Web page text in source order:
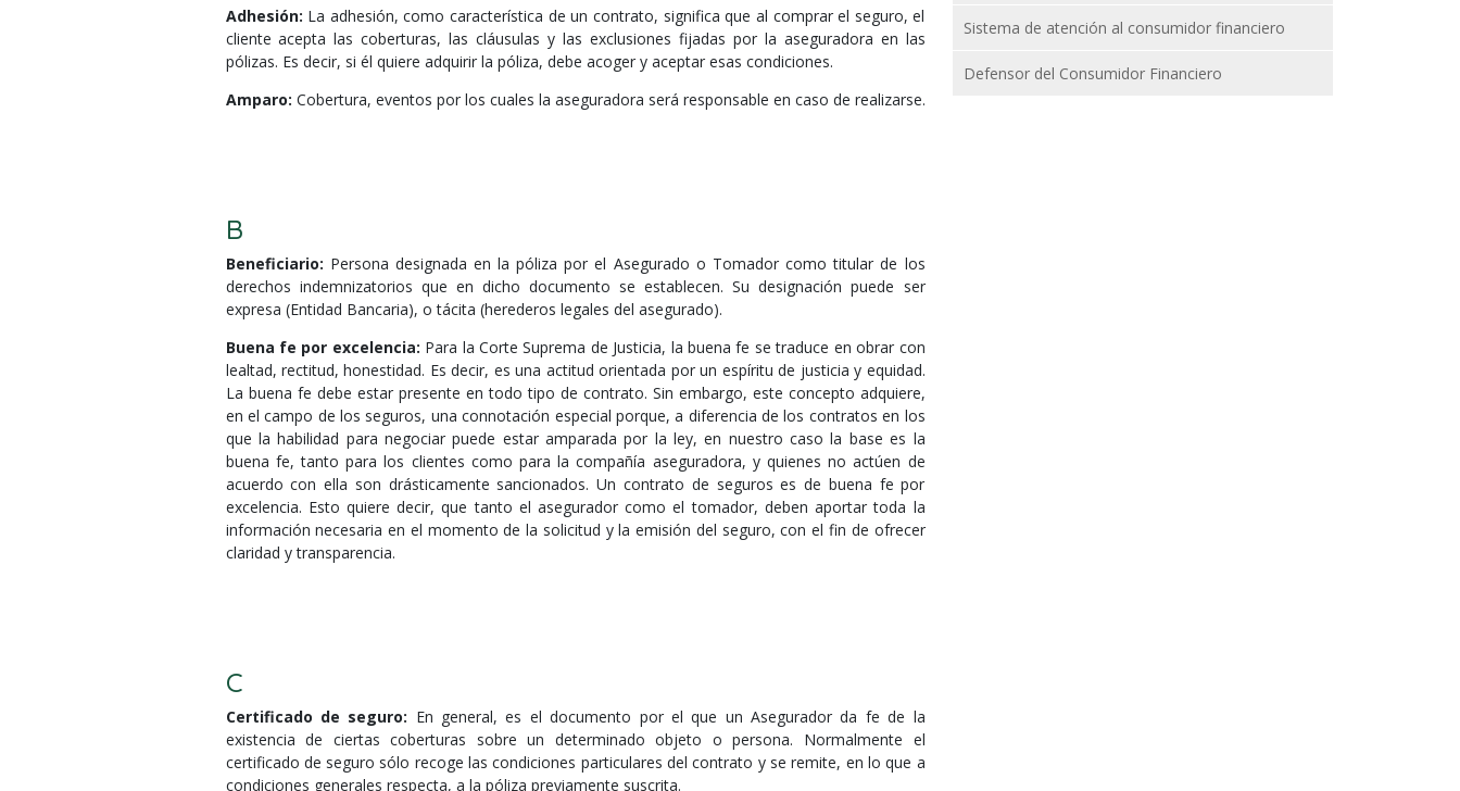
Adhesión: La adhesión, como característica de un contrato, significa que al comprar el seguro, el
cliente acepta las coberturas, las cláusulas y las exclusiones fijadas por la aseguradora en las
pólizas. Es decir, si él quiere adquirir la póliza, debe acoger y aceptar esas condiciones.
Amparo: Cobertura, eventos por los cuales la aseguradora será responsable en caso de realizarse.
B
Beneficiario: Persona designada en la póliza por el Asegurado o Tomador como titular de los
derechos indemnizatorios que en dicho documento se establecen. Su designación puede ser
expresa (Entidad Bancaria), o tácita (herederos legales del asegurado).
Buena fe por excelencia: Para la Corte Suprema de Justicia, la buena fe se traduce en obrar con
lealtad, rectitud, honestidad. Es decir, es una actitud orientada por un espíritu de justicia y equidad.
La buena fe debe estar presente en todo tipo de contrato. Sin embargo, este concepto adquiere,
en el campo de los seguros, una connotación especial porque, a diferencia de los contratos en los
que la habilidad para negociar puede estar amparada por la ley, en nuestro caso la base es la
buena fe, tanto para los clientes como para la compañía aseguradora, y quienes no actúen de
acuerdo con ella son drásticamente sancionados. Un contrato de seguros es de buena fe por
excelencia. Esto quiere decir, que tanto el asegurador como el tomador, deben aportar toda la
información necesaria en el momento de la solicitud y la emisión del seguro, con el fin de ofrecer
claridad y transparencia.
C
Certificado de seguro: En general, es el documento por el que un Asegurador da fe de la
existencia de ciertas coberturas sobre un determinado objeto o persona. Normalmente el
certificado de seguro sólo recoge las condiciones particulares del contrato y se remite, en lo que a
condiciones generales respecta, a la póliza previamente suscrita.
Sistema de atención al consumidor financiero
Defensor del Consumidor Financiero